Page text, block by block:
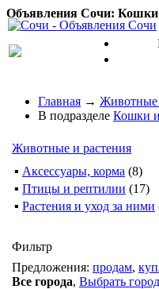
Объявления Сочи: Кошки
Главная → Животные
В подразделе Кошки и
Животные и растения
▪ Аксессуары, корма (8)
▪ Птицы и рептилии (17)
▪ Растения и уход за ними
Фильтр
Предложения: продам,
Все города, Выбрать город